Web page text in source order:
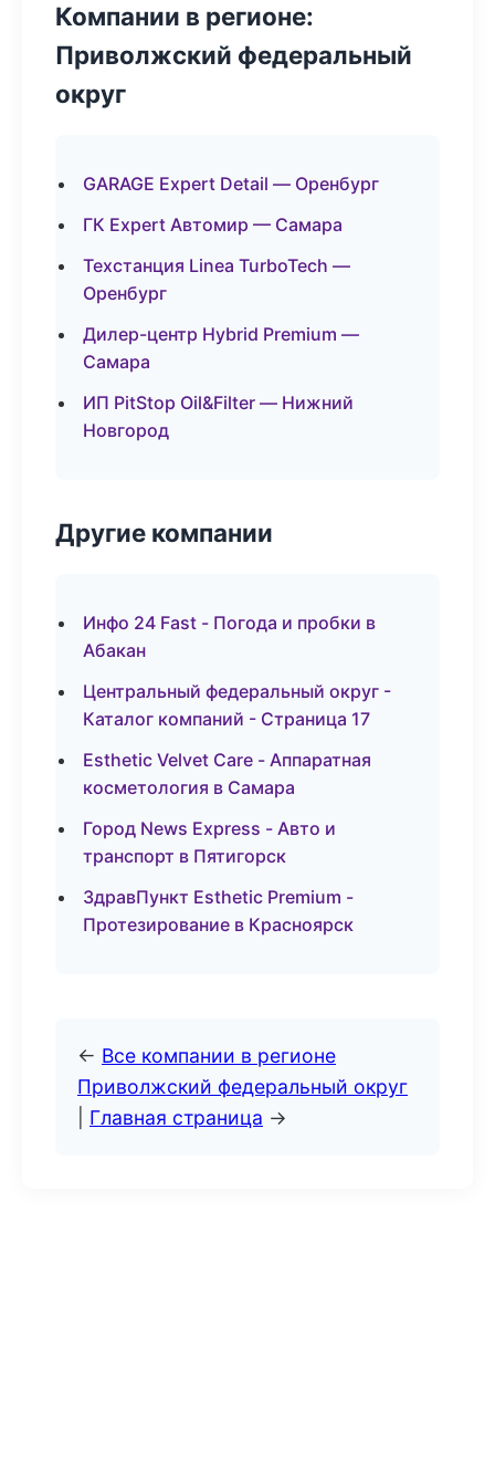
Компании в регионе:
Приволжский федеральный
округ
GARAGE Expert Detail — Оренбург
ГК Expert Автомир — Самара
Техстанция Linea TurboTech —
Оренбург
Дилер-центр Hybrid Premium —
Самара
ИП PitStop Oil&Filter — Нижний
Новгород
Другие компании
Инфо 24 Fast - Погода и пробки в
Абакан
Центральный федеральный округ -
Каталог компаний - Страница 17
Esthetic Velvet Care - Аппаратная
косметология в Самара
Город News Express - Авто и
транспорт в Пятигорск
ЗдравПункт Esthetic Premium -
Протезирование в Красноярск
← Все компании в регионе
Приволжский федеральный округ
Главная страница →